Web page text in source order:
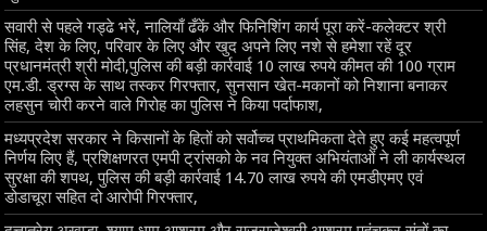
सवारी से पहले गड्ढे भरें, नालियाँ ढँकें और फिनिशिंग कार्य पूरा करें-कलेक्टर श्री
सिंह, देश के लिए, परिवार के लिए और खुद अपने लिए नशे से हमेशा रहें दूर
प्रधानमंत्री श्री मोदी,पुलिस की बड़ी कार्रवाई 10 लाख रुपये कीमत की 100 ग्राम
एम.डी. ड्रग्स के साथ तस्कर गिरफ्तार, सुनसान खेत-मकानों को निशाना बनाकर
लहसुन चोरी करने वाले गिरोह का पुलिस ने किया पर्दाफाश,
मध्यप्रदेश सरकार ने किसानों के हितों को सर्वोच्च प्राथमिकता देते हुए कई महत्वपूर्ण
निर्णय लिए हैं, प्रशिक्षणरत एमपी ट्रांसको के नव नियुक्त अभियंताओं ने ली कार्यस्थल
सुरक्षा की शपथ, पुलिस की बड़ी कार्रवाई 14.70 लाख रुपये की एमडीएमए एवं
डोडाचूरा सहित दो आरोपी गिरफ्तार,